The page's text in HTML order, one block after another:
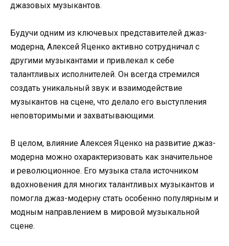
джазовых музыкантов.
Будучи одним из ключевых представителей джаз-
модерна, Алексей Яценко активно сотрудничал с
другими музыкантами и привлекал к себе
талантливых исполнителей. Он всегда стремился
создать уникальный звук и взаимодействие
музыкантов на сцене, что делало его выступления
неповторимыми и захватывающими.
В целом, влияние Алексея Яценко на развитие джаз-
модерна можно охарактеризовать как значительное
и революционное. Его музыка стала источником
вдохновения для многих талантливых музыкантов и
помогла джаз-модерну стать особенно популярным и
модным направлением в мировой музыкальной
сцене.